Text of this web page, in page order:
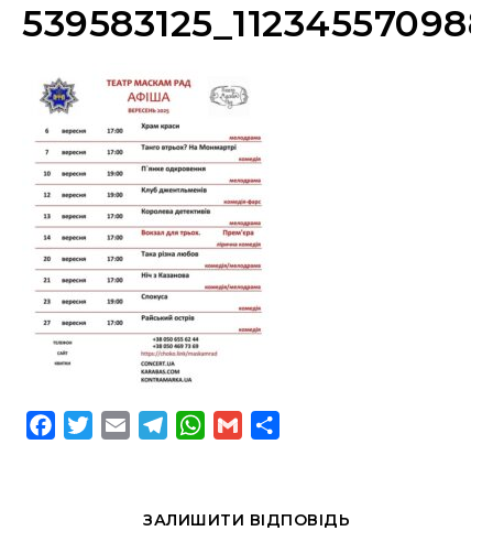
FacebookTwitterEmail TelegramWhatsApp
Gmail
ЗАЛИШИТИ ВІДПОВІДЬ